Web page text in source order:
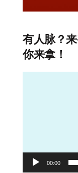
有人脉？
你来拿！
00:00